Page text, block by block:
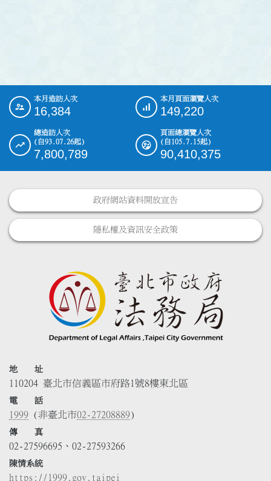
::: 本月造訪人次
16,384
本月頁面瀏覽人次
149,220
總造訪人次
(自93.07.26起)
7,800,789
頁面總瀏覽人次
(自105.7.15起)
90,410,375
政府網站資料開放宣告
隱私權及資訊安全政策
地 址
110204 臺北市信義區市府路1號8樓東北區
電 話
1999 (非臺北市02-27208889)
傳 真
02-27596695、02-27593266
陳情系統
https://1999.gov.taipei